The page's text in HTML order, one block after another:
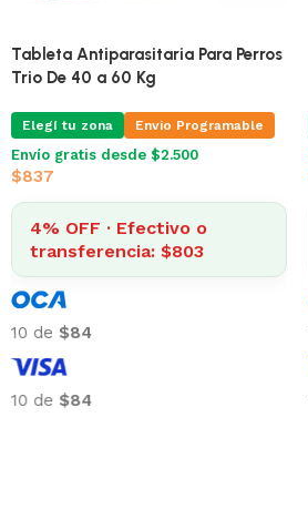
Nexgard De 4 A 10 Kg
Envío gratis desde $2.500
$ 395
4% OFF · Efectivo o
transferencia: $379
10 de$40
10 de$40